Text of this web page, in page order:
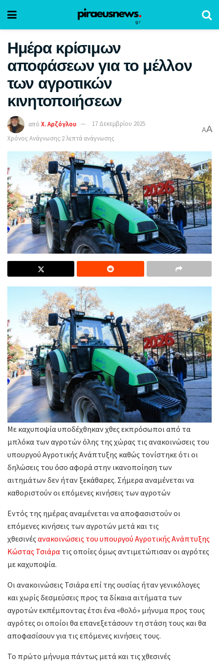
Ημέρα κρίσιμων
αποφάσεων για το μέλλον
των αγροτικών
κινητοποιήσεων
από Χ. Αρζόγλου
17 Δεκεμβρίου 2025
Χρόνος Ανάγνωσης:2 λεπτά ανάγνωσης
AA
Με καχυποψία υποδέχθηκαν χθες εκπρόσωποι από τα
μπλόκα των αγροτών όλης της χώρας τις ανακοινώσεις του
υπουργού Αγροτικής Ανάπτυξης καθώς τονίστηκε ότι οι
δηλώσεις του όσο αφορά στην ικανοποίηση των
αιτημάτων δεν ήταν ξεκάθαρες. Σήμερα αναμένεται να
καθοριστούν οι επόμενες κινήσεις των αγροτών
Εντός της ημέρας αναμένεται να αποφασιστούν οι
επόμενες κινήσεις των αγροτών μετά και τις
χθεσινέςανακοινώσεις του υπουργού Αγροτικής Ανάπτυξης
Κώστας Τσιάρα τις οποίες όμως αντιμετώπισαν οι αγρότες
με καχυποψία.
Οι ανακοινώσεις Τσιάρα επί της ουσίας ήταν γενικόλογες
και χωρίς δεσμεύσεις προς τα δίκαια αιτήματα των
αγροτών εκπέμποντας έτσι ένα «θολό» μήνυμα προς τους
αγρότες οι οποίοι θα επανεξετάσουν τη στάση τους και θα
αποφασίσουν για τις επόμενες κινήσεις τους.
Το πρώτο μήνυμα πάντως μετά και τις χθεσινές